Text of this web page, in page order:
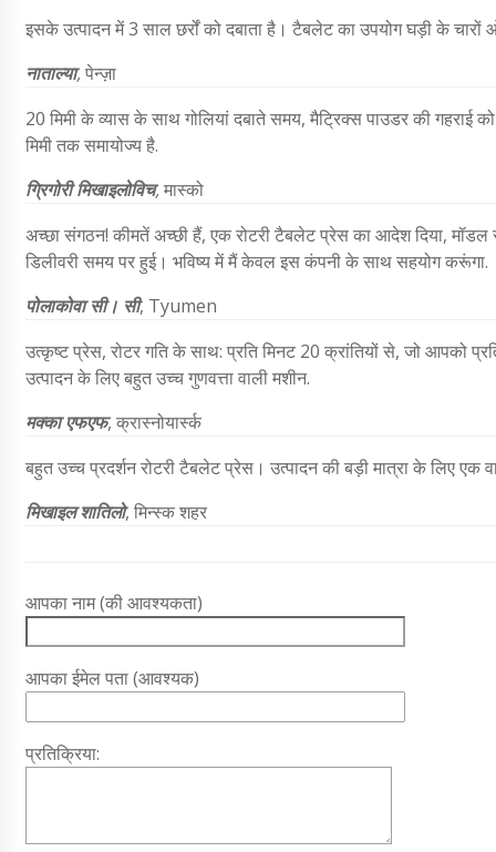
इसके उत्पादन में 3 साल छर्रों को दबाता है। टैबलेट का उपयोग घड़ी के
नाताल्या,पेन्ज़ा
20 मिमी के व्यास के साथ गोलियां दबाते समय, मैट्रिक्स पाउडर की
मिमी तक समायोज्य है.
ग्रिगोरी मिखाइलोविच,मास्को
अच्छा संगठन! कीमतें अच्छी हैं, एक रोटरी टैबलेट प्रेस का आदेश दिया,
डिलीवरी समय पर हुई। भविष्य में मैं केवल इस कंपनी के साथ सहयोग करूंगा.
पोलाकोवासी। सी, Tyumen
उत्कृष्ट प्रेस, रोटर गति के साथ: प्रति मिनट 20 क्रांतियों से, जो आपको
उत्पादन के लिए बहुत उच्च गुणवत्ता वाली मशीन.
मक्काएफएफ, क्रास्नोयार्स्क
बहुत उच्च प्रदर्शन रोटरी टैबलेट प्रेस। उत्पादन की बड़ी मात्रा के लिए एक
मिखाइल शातिलो, मिन्स्क शहर
आपका नाम (की आवश्यकता)
आपका ईमेल पता (आवश्यक)
प्रतिक्रिया: